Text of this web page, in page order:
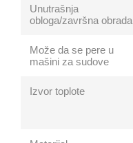
Unutrašnja
obloga/završna obrada
Može da se pere u
mašini za sudove
Izvor toplote